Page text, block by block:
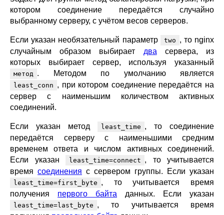
котором соединение передаётся случайно
выбранному серверу, с учётом весов серверов.
Если указан необязательный параметр two , то nginx
случайным образом выбирает два сервера, из
которых выбирает сервер, используя указанный
метод . Методом по умолчанию является
least_conn , при котором соединение передаётся на
сервер с наименьшим количеством активных
соединений.
Если указан метод least_time , то соединение
передаётся серверу с наименьшими средним
временем ответа и числом активных соединений.
Если указан
least_time=connect , то учитывается
время соединения с сервером группы. Если указан
least_time=first_byte , то учитывается время
получения первого байта данных. Если указан
least_time=last_byte , то учитывается время